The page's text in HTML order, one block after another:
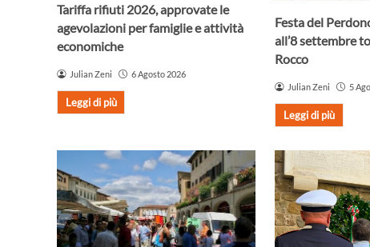
Tariffa rifiuti 2026, approvate le
agevolazioni per famiglie e attività
economiche
Julian Zeni 6 Agosto 2026
Leggi di più
Festa del
all’8 settembre
Rocco
Julian Zeni 5
Leggi di più